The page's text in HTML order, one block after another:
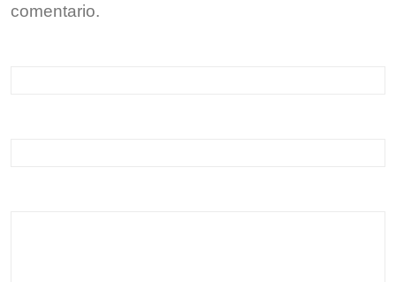
comentario.